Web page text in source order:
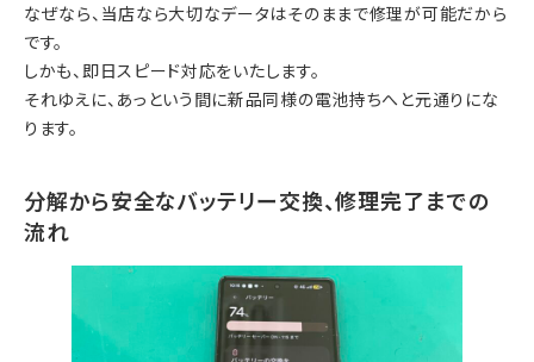
なぜなら、当店なら大切なデータはそのままで修理が可能だから
です。
しかも、即日スピード対応をいたします。
それゆえに、あっという間に新品同様の電池持ちへと元通りにな
ります。
分解から安全なバッテリー交換、修理完了までの
流れ